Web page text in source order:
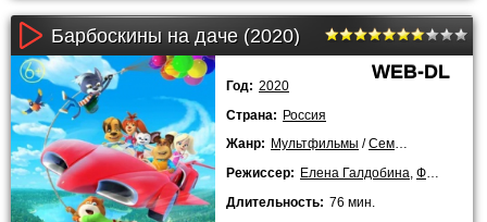
Барбоскины на даче (2020)
WEB-DL
Год: 2020
Страна: Россия
Жанр: Мультфильмы /Семейные
Режиссер: Елена Галдобина, Федор Дмитрие
Длительность: 76 мин.